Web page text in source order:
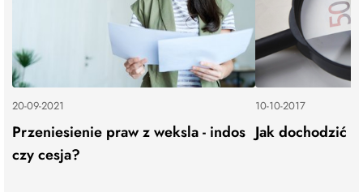
20-09-2021
Przeniesienie praw z weksla - indos
czy cesja?
10-10-2017
Jak dochodzić